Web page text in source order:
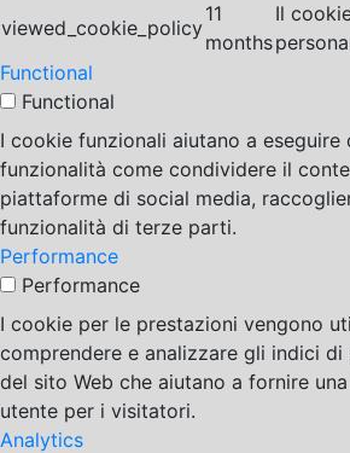
viewed_cookie_policy
11
months
Il
Functional
Functional
I cookie funzionali aiutano a eseguire
funzionalità come condividere il
piattaforme di social media,
funzionalità di terze parti.
Performance
Performance
I cookie per le prestazioni vengono
comprendere e analizzare gli indici
del sito Web che aiutano a fornire
utente per i visitatori.
Analytics